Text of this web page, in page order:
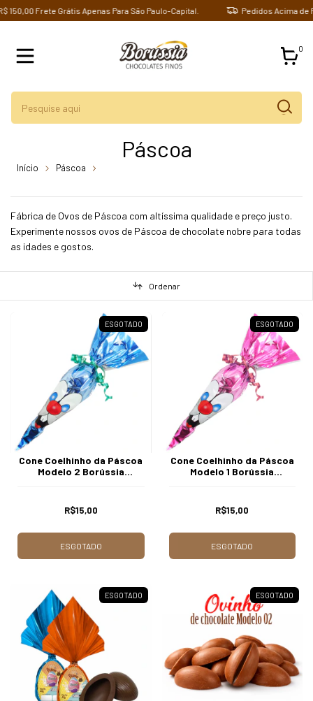
Frete Grátis Apenas Para São Paulo-Capital. Pedidos Acima de R$
0
Páscoa
Início Páscoa
Fábrica de Ovos de Páscoa com altíssima qualidade e preço justo.
Experimente nossos ovos de Páscoa de chocolate nobre para todas
as idades e gostos.
Ordenar
ESGOTADO
Cone Coelhinho da Páscoa
Modelo 2 Borússia
R$15,00
ESGOTADO
ESGOTADO
Cone Coelhinho da Páscoa
Modelo 1 Borússia
R$15,00
ESGOTADO
ESGOTADO ESGOTADO